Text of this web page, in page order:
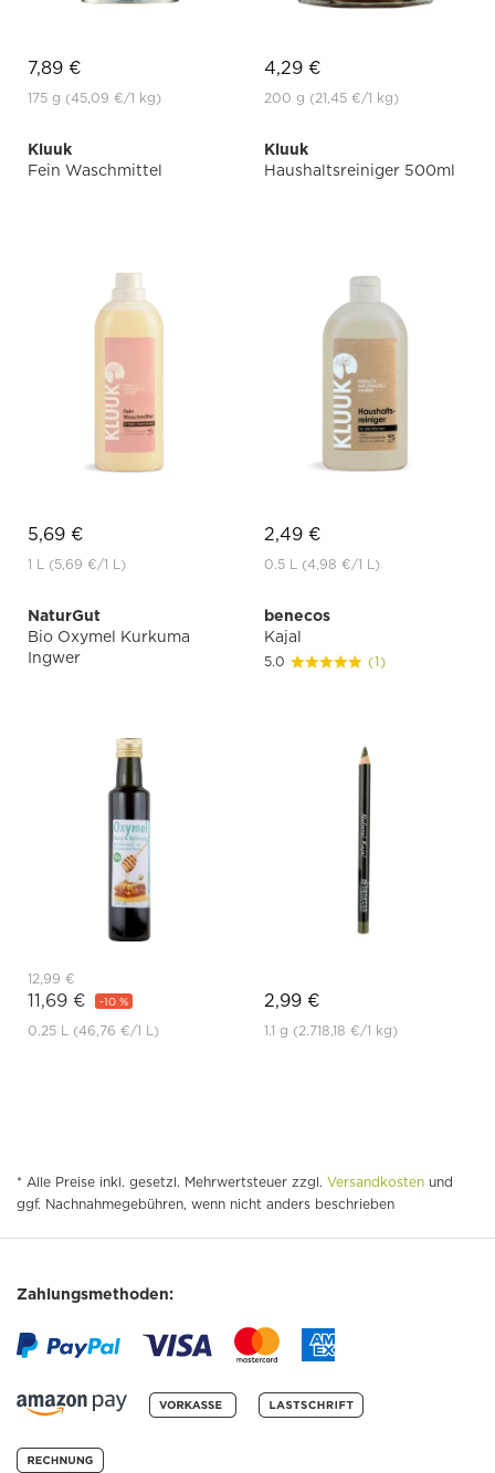
7,89 €
175 g (45,09 €/1 kg)
4,29 €
200 g (21,45 €/1 kg)
Kluuk
Fein Waschmittel
5,69 €
1 L (5,69 €/1 L)
Kluuk
Haushaltsreiniger 500ml
2,49 €
0.5 L (4,98 €/1 L)
NaturGut
Bio Oxymel Kurkuma
Ingwer
12,99 €
11,69 € -10 %
0.25 L (46,76 €/1 L)
benecos
Kajal
5.0 (1)
2,99 €
1.1 g (2.718,18 €/1 kg)
* Alle Preise inkl. gesetzl. Mehrwertsteuer zzgl. Versandkosten und
ggf. Nachnahmegebühren, wenn nicht anders beschrieben
Zahlungsmethoden: